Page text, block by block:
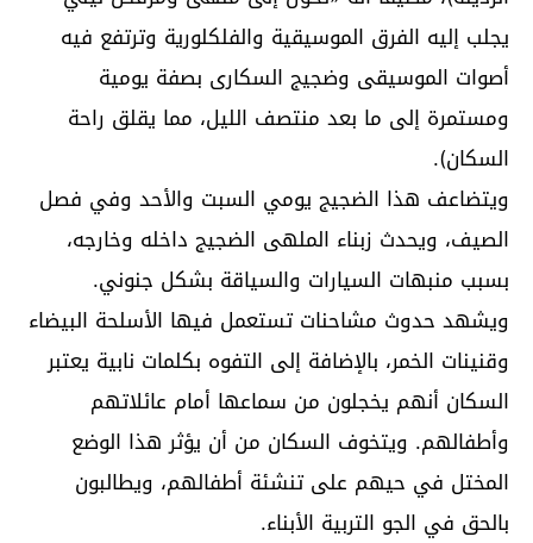
يجلب إليه الفرق الموسيقية والفلكلورية وترتفع فيه
أصوات الموسيقى وضجيج السكارى بصفة يومية
ومستمرة إلى ما بعد منتصف الليل، مما يقلق راحة
السكان).
ويتضاعف هذا الضجيج يومي السبت والأحد وفي فصل
الصيف، ويحدث زبناء الملهى الضجيج داخله وخارجه،
بسبب منبهات السيارات والسياقة بشكل جنوني.
ويشهد حدوث مشاحنات تستعمل فيها الأسلحة البيضاء
وقنينات الخمر، بالإضافة إلى التفوه بكلمات نابية يعتبر
السكان أنهم يخجلون من سماعها أمام عائلاتهم
وأطفالهم. ويتخوف السكان من أن يؤثر هذا الوضع
المختل في حيهم على تنشئة أطفالهم، ويطالبون
بالحق في الجو التربية الأبناء.